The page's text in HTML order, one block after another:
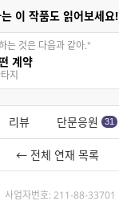
이 작품도 읽어보세요!
는 것은 다음과 같아."
계약
지
리뷰 단문응원 31
← 전체 연재 목록
사업자번호: 211-88-33701